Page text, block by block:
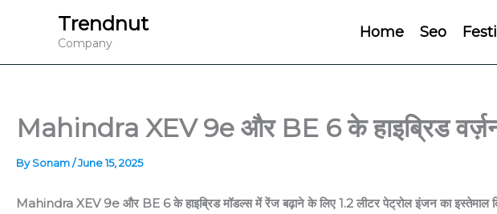
Trendnut
Company
Home Seo
Mahindra XEV 9e और BE 6 के हाइब्रिड वर्ज़न
BySonam/June 15, 2025
Mahindra XEV 9e और BE 6 के हाइब्रिड मॉडल्स में रेंज बढ़ाने के लिए 1.2 लीटर पेट्रोल इंजन का इस्तेमाल